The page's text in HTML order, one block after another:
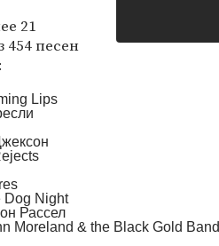
21
песен
Lips
Dog Night
Рассел
Moreland & the Black Gold Band